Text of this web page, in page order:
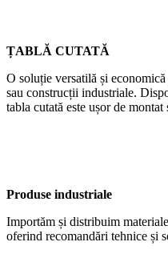
ȚABLĂ CUTATĂ
O soluție versatilă și
sau construcții industriale.
tabla cutată este ușor de
Produse industriale
Importăm și distribuim
oferind recomandări tehnice și